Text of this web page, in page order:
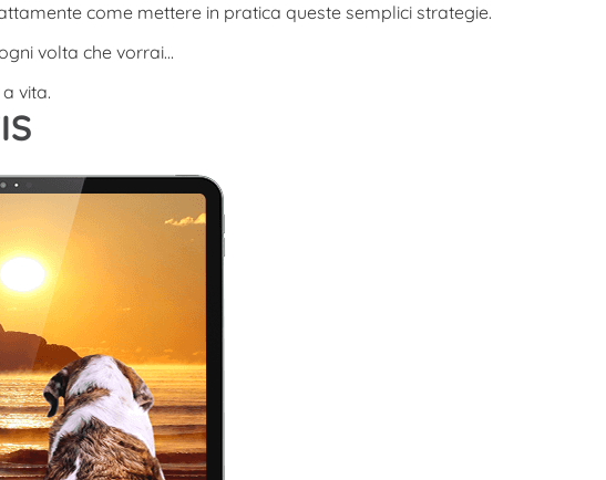
come mettere in pratica queste semplici strategie.
volta che vorrai…
vita.